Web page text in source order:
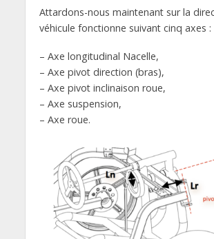
Attardons-nous maintenant sur la
véhicule fonctionne suivant cinq axes :
– Axe longitudinal Nacelle,
– Axe pivot direction (bras),
– Axe pivot inclinaison roue,
– Axe suspension,
– Axe roue.